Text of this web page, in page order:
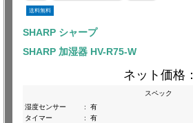
送料無料
SHARP シャープ
SHARP 加湿器 HV-R75-W
ネット価格：
スペック
湿度センサー
:
有
タイマー
:
有